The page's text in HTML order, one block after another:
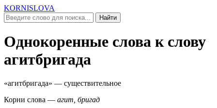
KORNISLOVA
Найти
Однокоренные слова к слову
агитбригада
«агитбригада» — существительное
Корни слова — агит, бригад